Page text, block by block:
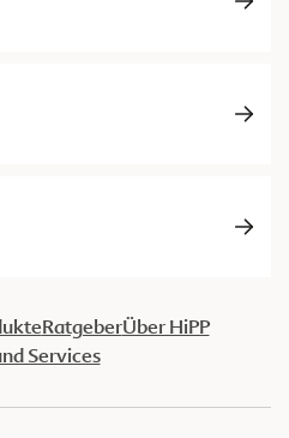
RatgeberÜber HiPP
Services